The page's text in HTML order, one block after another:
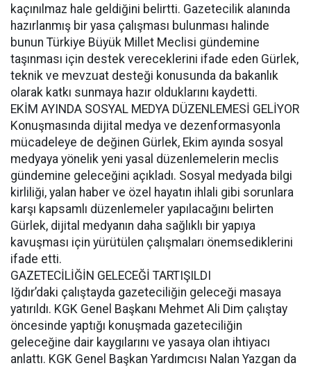
kaçınılmaz hale geldiğini belirtti. Gazetecilik alanında
hazırlanmış bir yasa çalışması bulunması halinde
bunun Türkiye Büyük Millet Meclisi gündemine
taşınması için destek vereceklerini ifade eden Gürlek,
teknik ve mevzuat desteği konusunda da bakanlık
olarak katkı sunmaya hazır olduklarını kaydetti.
EKİM AYINDA SOSYAL MEDYA DÜZENLEMESİ GELİYOR
Konuşmasında dijital medya ve dezenformasyonla
mücadeleye de değinen Gürlek, Ekim ayında sosyal
medyaya yönelik yeni yasal düzenlemelerin meclis
gündemine geleceğini açıkladı. Sosyal medyada bilgi
kirliliği, yalan haber ve özel hayatın ihlali gibi sorunlara
karşı kapsamlı düzenlemeler yapılacağını belirten
Gürlek, dijital medyanın daha sağlıklı bir yapıya
kavuşması için yürütülen çalışmaları önemsediklerini
ifade etti.
GAZETECİLİĞİN GELECEĞİ TARTIŞILDI
Iğdır’daki çalıştayda gazeteciliğin geleceği masaya
yatırıldı. KGK Genel Başkanı Mehmet Ali Dim çalıştay
öncesinde yaptığı konuşmada gazeteciliğin
geleceğine dair kaygılarını ve yasaya olan ihtiyacı
anlattı. KGK Genel Başkan Yardımcısı Nalan Yazgan da